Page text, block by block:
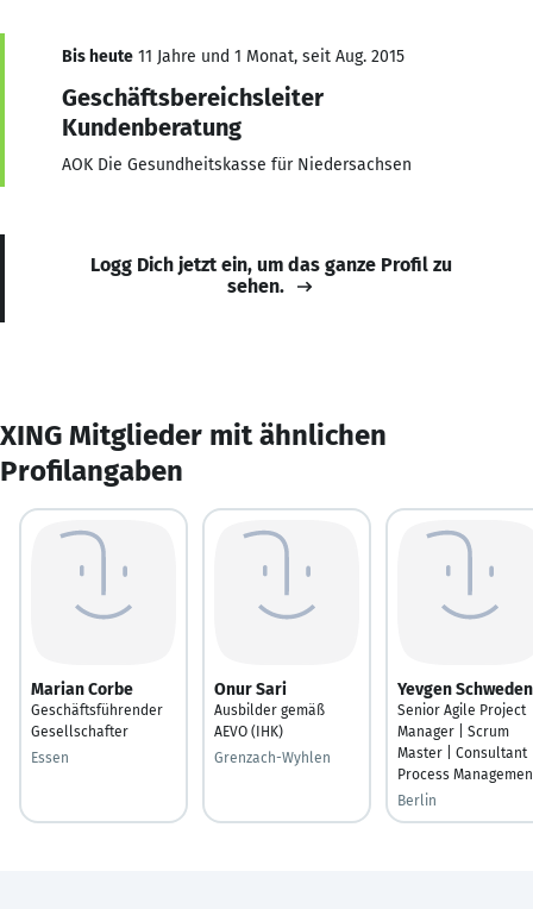
Bis heute 11 Jahre und 1 Monat, seit Aug. 2015
Geschäftsbereichsleiter
Kundenberatung
AOK Die Gesundheitskasse für Niedersachsen
Logg Dich jetzt ein, um das ganze Profil zu
sehen.
XING Mitglieder mit ähnlichen
Profilangaben
Marian Corbe
Geschäftsführender
Gesellschafter
Essen
Onur Sari
Ausbilder gemäß
AEVO (IHK)
Grenzach-Wyhlen
Yevgen Schweden
Senior Agile Project
Manager | Scrum
Master | Consultant
Process
Berlin